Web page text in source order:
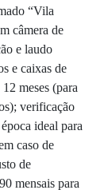
“Vila
câmera de
e laudo
e caixas de
meses (para
verificação
ideal para
caso de
de
mensais para